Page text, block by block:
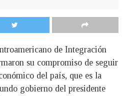
de Integración
su compromiso de seguir
del país, que es la
gobierno del presidente